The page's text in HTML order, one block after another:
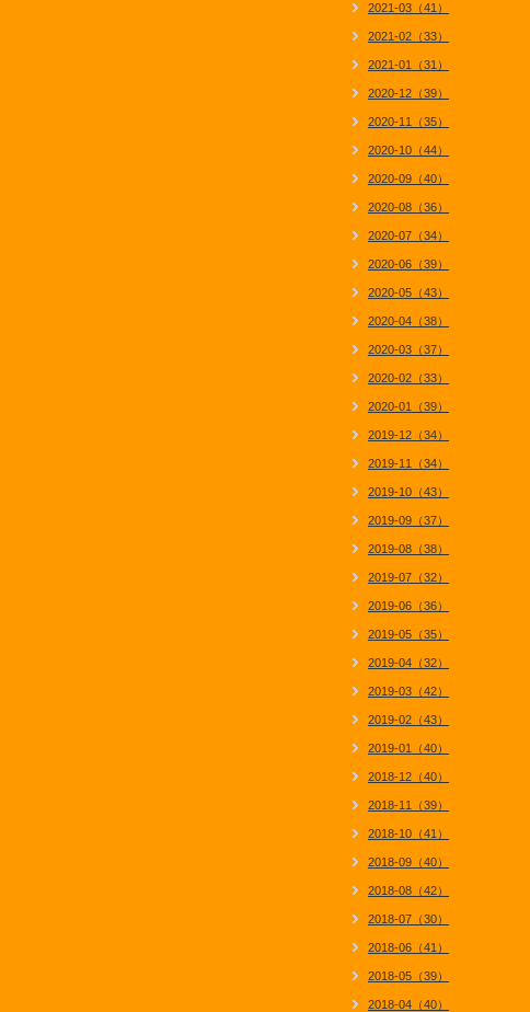
2021-03（41）
2021-02（33）
2021-01（31）
2020-12（39）
2020-11（35）
2020-10（44）
2020-09（40）
2020-08（36）
2020-07（34）
2020-06（39）
2020-05（43）
2020-04（38）
2020-03（37）
2020-02（33）
2020-01（39）
2019-12（34）
2019-11（34）
2019-10（43）
2019-09（37）
2019-08（38）
2019-07（32）
2019-06（36）
2019-05（35）
2019-04（32）
2019-03（42）
2019-02（43）
2019-01（40）
2018-12（40）
2018-11（39）
2018-10（41）
2018-09（40）
2018-08（42）
2018-07（30）
2018-06（41）
2018-05（39）
2018-04（40）